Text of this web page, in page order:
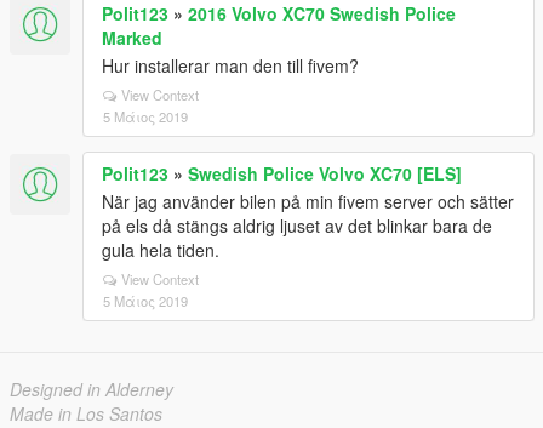
Polit123 » 2016 Volvo XC70 Swedish Police
Marked
Hur installerar man den till fivem?
View Context
5 Μάιος 2019
Polit123 » Swedish Police Volvo XC70 [ELS]
När jag använder bilen på min fivem server och sätter
på els då stängs aldrig ljuset av det blinkar bara de
gula hela tiden.
View Context
5 Μάιος 2019
Designed in Alderney
Made in Los Santos